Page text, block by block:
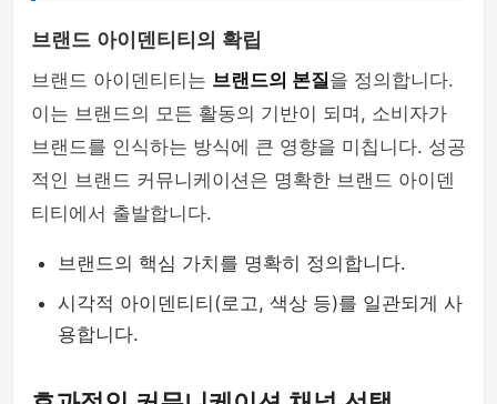
브랜드 아이덴티티의 확립
브랜드 아이덴티티는 브랜드의 본질을 정의합니다.
이는 브랜드의 모든 활동의 기반이 되며, 소비자가
브랜드를 인식하는 방식에 큰 영향을 미칩니다. 성공
적인 브랜드 커뮤니케이션은 명확한 브랜드 아이덴
티티에서 출발합니다.
브랜드의 핵심 가치를 명확히 정의합니다.
시각적 아이덴티티(로고, 색상 등)를 일관되게 사
용합니다.